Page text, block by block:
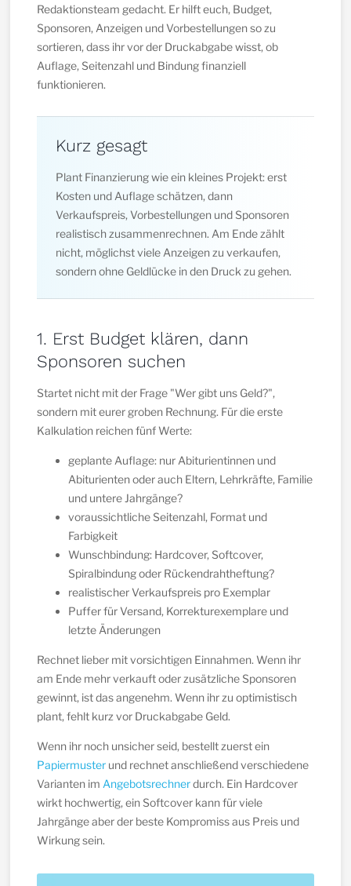
Redaktionsteam gedacht. Er hilft euch, Budget,
Sponsoren, Anzeigen und Vorbestellungen so zu
sortieren, dass ihr vor der Druckabgabe wisst, ob
Auflage, Seitenzahl und Bindung finanziell
funktionieren.
Kurz gesagt
Plant Finanzierung wie ein kleines Projekt: erst
Kosten und Auflage schätzen, dann
Verkaufspreis, Vorbestellungen und Sponsoren
realistisch zusammenrechnen. Am Ende zählt
nicht, möglichst viele Anzeigen zu verkaufen,
sondern ohne Geldlücke in den Druck zu gehen.
1. Erst Budget klären, dann
Sponsoren suchen
Startet nicht mit der Frage "Wer gibt uns Geld?",
sondern mit eurer groben Rechnung. Für die erste
Kalkulation reichen fünf Werte:
geplante Auflage: nur Abiturientinnen und
Abiturienten oder auch Eltern, Lehrkräfte, Familie
und untere Jahrgänge?
voraussichtliche Seitenzahl, Format und
Farbigkeit
Wunschbindung: Hardcover, Softcover,
Spiralbindung oder Rückendrahtheftung?
realistischer Verkaufspreis pro Exemplar
Puffer für Versand, Korrekturexemplare und
letzte Änderungen
Rechnet lieber mit vorsichtigen Einnahmen. Wenn ihr
am Ende mehr verkauft oder zusätzliche Sponsoren
gewinnt, ist das angenehm. Wenn ihr zu optimistisch
plant, fehlt kurz vor Druckabgabe Geld.
Wenn ihr noch unsicher seid, bestellt zuerst ein
Papiermuster und rechnet anschließend verschiedene
Varianten im Angebotsrechnerdurch. Ein Hardcover
wirkt hochwertig, ein Softcover kann für viele
Jahrgänge aber der beste Kompromiss aus Preis und
Wirkung sein.